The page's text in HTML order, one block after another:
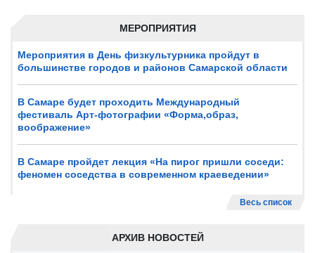
МЕРОПРИЯТИЯ
Мероприятия в День физкультурника пройдут в
большинстве городов и районов Самарской области
В Самаре будет проходить Международный
фестиваль Арт-фотографии «Форма,образ,
воображение»
В Самаре пройдет лекция «На пирог пришли соседи:
феномен соседства в современном краеведении»
Весь список
АРХИВ НОВОСТЕЙ